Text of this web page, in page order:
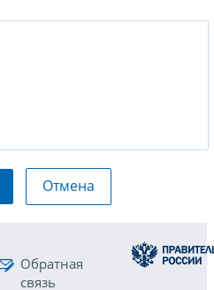
Отмена
Обратная
связь